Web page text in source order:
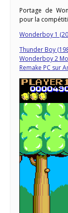
Portage de
pour la
Wonderboy 1
Thunder Boy
Wonderboy 2
Remake PC sur